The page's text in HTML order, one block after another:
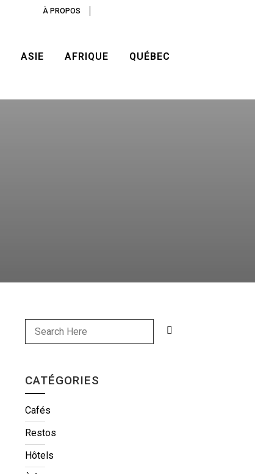
À PROPOS
ASIE AFRIQUE QUÉBEC
CATÉGORIES
Cafés
Restos
Hôtels